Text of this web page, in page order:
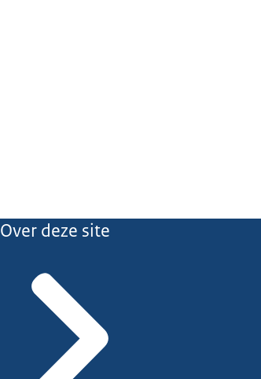
Over deze site